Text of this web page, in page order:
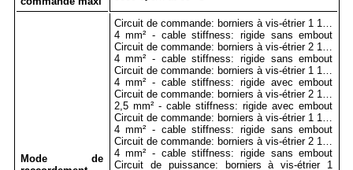
Mode de
Circuit de commande: borniers à vis-étrier 1 1…
4 mm² - cable stiffness: rigide sans embout
Circuit de commande: borniers à vis-étrier 2 1…
4 mm² - cable stiffness: rigide sans embout
Circuit de commande: borniers à vis-étrier 1 1…
4 mm² - cable stiffness: rigide avec embout
Circuit de commande: borniers à vis-étrier 2 1…
2,5 mm² - cable stiffness: rigide avec embout
Circuit de commande: borniers à vis-étrier 1 1…
4 mm² - cable stiffness: rigide sans embout
Circuit de commande: borniers à vis-étrier 2 1…
4 mm² - cable stiffness: rigide sans embout
Circuit de puissance: borniers à vis-étrier 1